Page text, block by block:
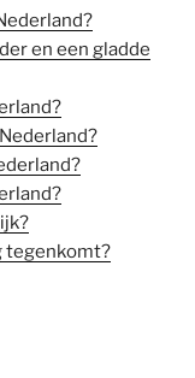
en een gladde
tegenkomt?